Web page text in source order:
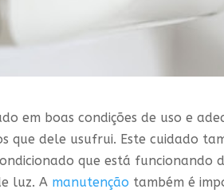
em boas condições de uso e
que dele usufrui. Este cuidado
que está funcionando
luz. A manutenção também é